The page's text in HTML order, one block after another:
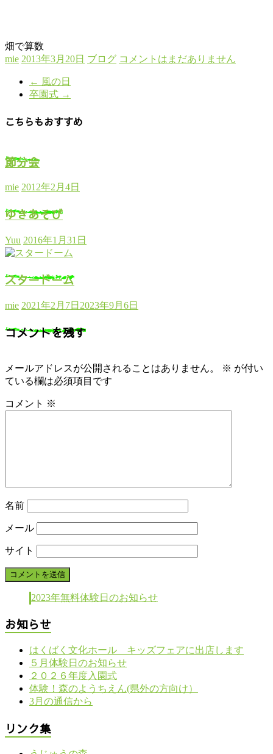
畑で算数
mie 2013年3月20日 ブログ コメントはまだありません
← 風の日
卒園式 →
こちらもおすすめ
節分会
mie 2012年2月4日
ゆきあそび
Yuu 2016年1月31日
スタードーム
mie 2021年2月7日 2023年9月6日
コメントを残す
メールアドレスが公開されることはありません。 ※ が付い
ている欄は必須項目です
コメント ※
名前
メール
サイト
2023年無料体験日のお知らせ
お知らせ
はくばく文化ホール キッズフェアに出店します
５月体験日のお知らせ
２０２６年度入園式
体験！森のようちえん(県外の方向け）
3月の通信から
リンク集